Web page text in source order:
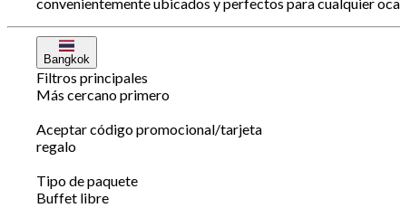
Bangkok
Filtros principales
Más cercano primero
Aceptar código promocional/tarjeta
regalo
Tipo de paquete
Buffet libre